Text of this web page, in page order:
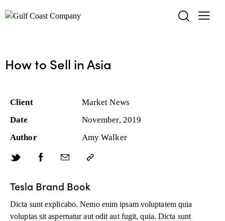
How to Sell in Asia
Tesla Brand Book
Dicta sunt explicabo. Nemo enim ipsam voluptatem quia
voluptas sit aspernatur aut odit aut fugit, quia. Dicta sunt
Client
Market News
Date
November, 2019
Author
Amy Walker